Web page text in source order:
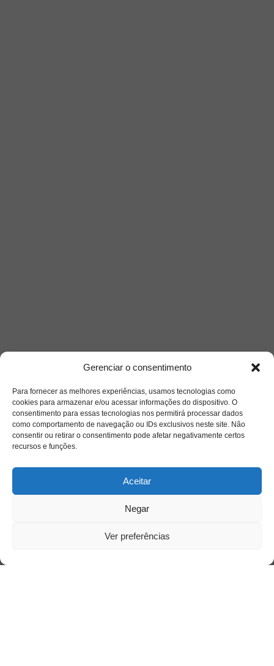
Gerenciar o consentimento
Para fornecer as melhores experiências, usamos tecnologias como
cookies para armazenar e/ou acessar informações do dispositivo. O
consentimento para essas tecnologias nos permitirá processar dados
como comportamento de navegação ou IDs exclusivos neste site. Não
consentir ou retirar o consentimento pode afetar negativamente certos
recursos e funções.
Aceitar
Negar
Ver preferências